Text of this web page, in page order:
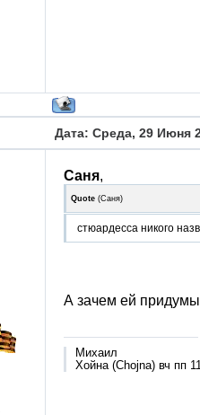
Дата: Среда, 29 Июня
Саня,
Quote (Саня)
стюардесса никого
А зачем ей
Михаил
Хойна (Chojna) вч пп